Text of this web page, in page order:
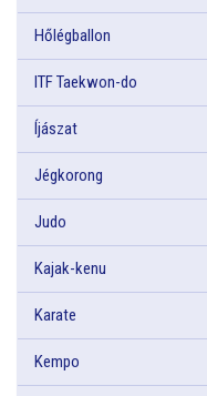
Hőlégballon
ITF Taekwon-do
Íjászat
Jégkorong
Judo
Kajak-kenu
Karate
Kempo